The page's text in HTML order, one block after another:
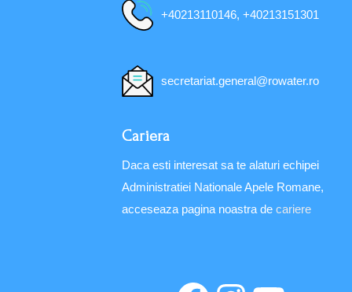
+40213110146, +40213151301
secretariat.general@rowater.ro
Cariera
Daca esti interesat sa te alaturi echipei
Administratiei Nationale Apele Romane,
acceseaza pagina noastra de cariere